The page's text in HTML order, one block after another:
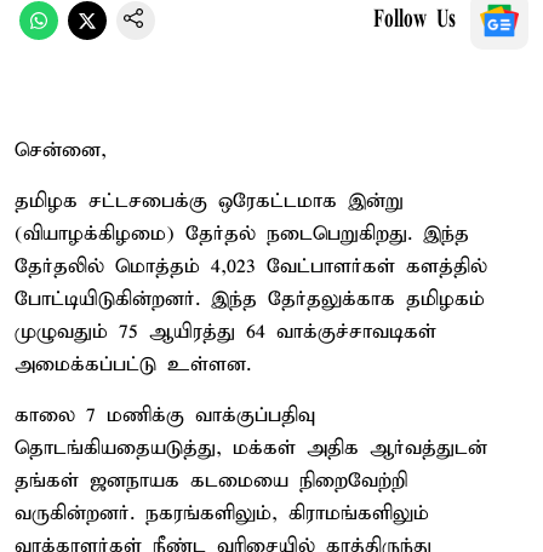
Follow Us
சென்னை,
தமிழக சட்டசபைக்கு ஒரேகட்டமாக இன்று
(வியாழக்கிழமை) தேர்தல் நடைபெறுகிறது. இந்த
தேர்தலில் மொத்தம் 4,023 வேட்பாளர்கள் களத்தில்
போட்டியிடுகின்றனர். இந்த தேர்தலுக்காக தமிழகம்
முழுவதும் 75 ஆயிரத்து 64 வாக்குச்சாவடிகள்
அமைக்கப்பட்டு உள்ளன.
காலை 7 மணிக்கு வாக்குப்பதிவு
தொடங்கியதையடுத்து, மக்கள் அதிக ஆர்வத்துடன்
தங்கள் ஜனநாயக கடமையை நிறைவேற்றி
வருகின்றனர். நகரங்களிலும், கிராமங்களிலும்
வாக்காளர்கள் நீண்ட வரிசையில் காத்திருந்து